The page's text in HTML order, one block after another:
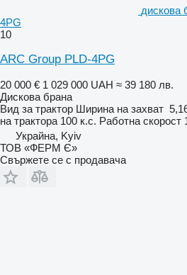
дискова
4PG
10
ARC Group PLD-4PG
20 000 € 1 029 000 UAH ≈ 39 180 лв.
Дискова брана
Вид за трактор Ширина на захват
на трактора 100 к.с. Работна скорост
Украйна, Kyiv
ТОВ «ФЕРМ Є»
Свържете се с продавача